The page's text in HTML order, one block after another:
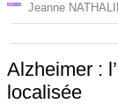
Jeanne
Alzheimer :
localisée